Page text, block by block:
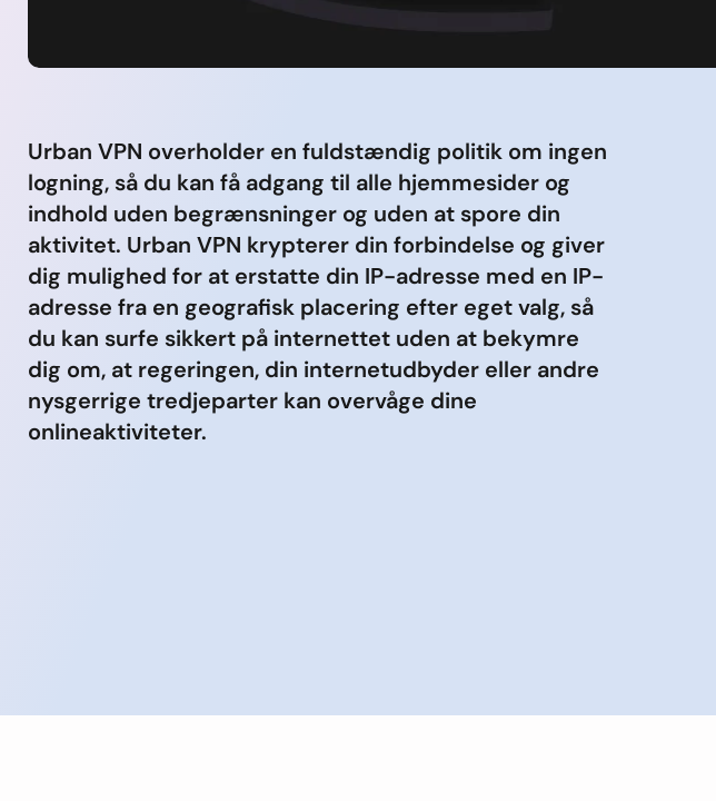
Urban VPN overholder en fuldstændig politik om ingen
logning, så du kan få adgang til alle hjemmesider og
indhold uden begrænsninger og uden at spore din
aktivitet. Urban VPN krypterer din forbindelse og giver
dig mulighed for at erstatte din IP-adresse med en IP-
adresse fra en geografisk placering efter eget valg, så
du kan surfe sikkert på internettet uden at bekymre
dig om, at regeringen, din internetudbyder eller andre
nysgerrige tredjeparter kan overvåge dine
onlineaktiviteter.